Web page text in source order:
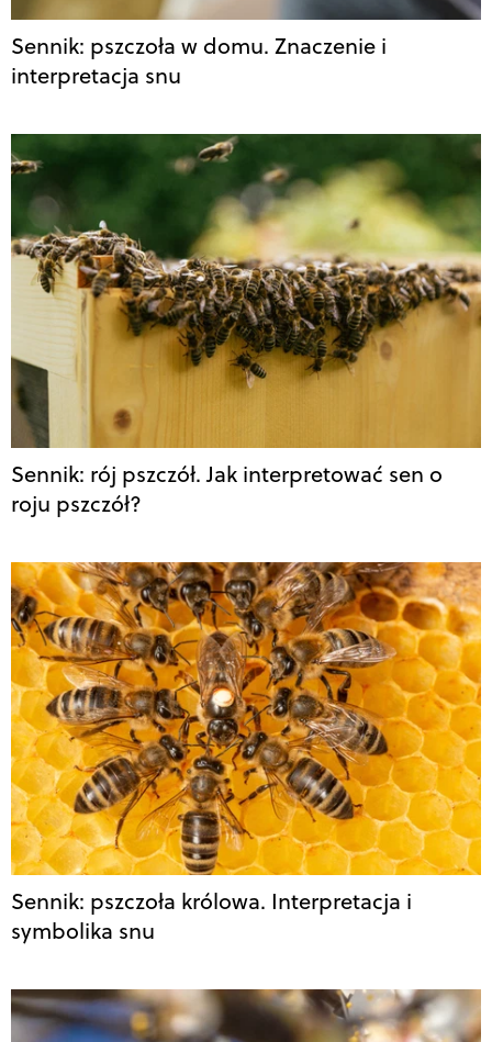
Sennik: pszczoła w domu. Znaczenie i
interpretacja snu
Sennik: rój pszczół. Jak interpretować sen o
roju pszczół?
Sennik: pszczoła królowa. Interpretacja i
symbolika snu